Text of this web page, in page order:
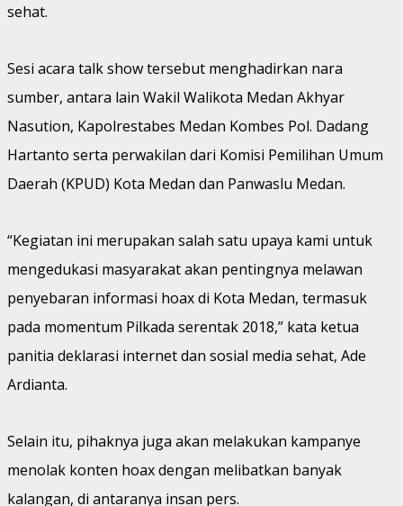
sehat.
Sesi acara talk show tersebut menghadirkan nara
sumber, antara lain Wakil Walikota Medan Akhyar
Nasution, Kapolrestabes Medan Kombes Pol. Dadang
Hartanto serta perwakilan dari Komisi Pemilihan Umum
Daerah (KPUD) Kota Medan dan Panwaslu Medan.
“Kegiatan ini merupakan salah satu upaya kami untuk
mengedukasi masyarakat akan pentingnya melawan
penyebaran informasi hoax di Kota Medan, termasuk
pada momentum Pilkada serentak 2018,” kata ketua
panitia deklarasi internet dan sosial media sehat, Ade
Ardianta.
Selain itu, pihaknya juga akan melakukan kampanye
menolak konten hoax dengan melibatkan banyak
kalangan, di antaranya insan pers.